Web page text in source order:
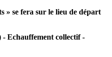
» se fera sur le lieu de départ
Echauffement collectif -